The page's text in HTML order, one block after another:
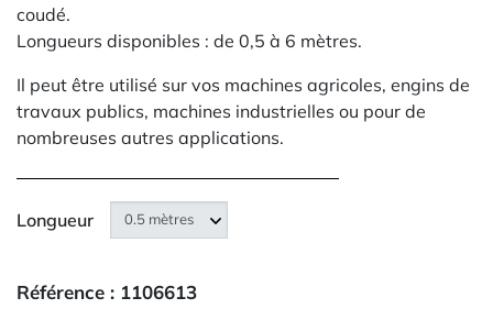
coudé.
Longueurs disponibles : de 0,5 à 6 mètres.
Il peut être utilisé sur vos machines agricoles, engins de
travaux publics, machines industrielles ou pour de
nombreuses autres applications.
Longueur
Référence : 1106613